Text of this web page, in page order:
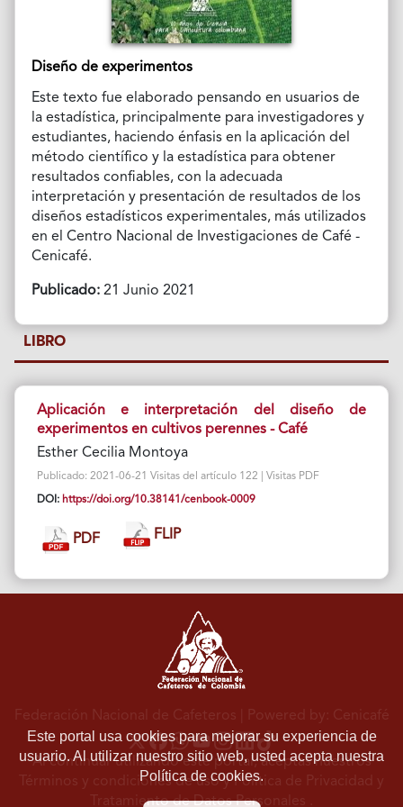
Diseño de experimentos
Este texto fue elaborado pensando en usuarios de
la estadística, principalmente para investigadores y
estudiantes, haciendo énfasis en la aplicación del
método científico y la estadística para obtener
resultados confiables, con la adecuada
interpretación y presentación de resultados de los
diseños estadísticos experimentales, más utilizados
en el Centro Nacional de Investigaciones de Café -
Cenicafé.
Publicado:21 Junio 2021
LIBRO
Aplicación e interpretación del diseño de
experimentos en cultivos perennes - Café
Esther Cecilia Montoya
Publicado: 2021-06-21 Visitas del artículo 122 | Visitas PDF
DOI: https://doi.org/10.38141/cenbook-0009
PDF FLIP
Este portal usa cookies para mejorar su experiencia de
usuario. Al utilizar nuestro sitio web, usted acepta nuestra
Política de cookies.
Federación Nacional de Cafeteros | Powered by: Cenicafé
Al continuar utilizando este portal, aceptas nuestros
Términos y condiciones de usoyPolítica de Privacidad y
Tratamiento de Datos Personales